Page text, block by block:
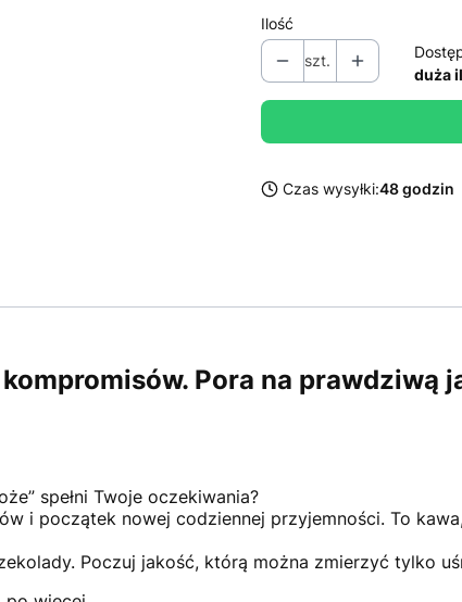
Ilość
szt.
duża
Czas wysyłki:48 godzin
kompromisów. Pora na prawdziwą
spełni Twoje oczekiwania?
i początek nowej codziennej przyjemności. To
Poczuj jakość, którą można zmierzyć tylko